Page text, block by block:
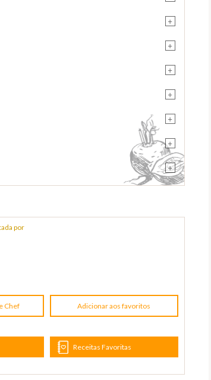
+
+
+
+
+
+
+
por
Chef Adicionar aos favoritos
Receitas Favoritas